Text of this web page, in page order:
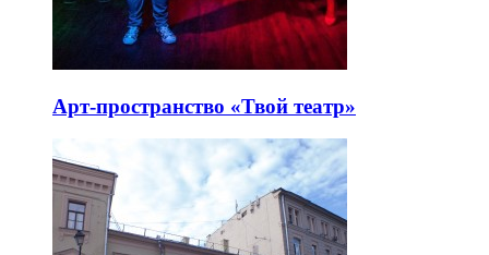
Арт-пространство «Твой театр»